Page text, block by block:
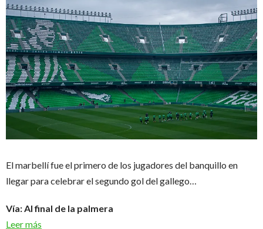
El marbellí fue el primero de los jugadores del banquillo en
llegar para celebrar el segundo gol del gallego…
Vía: Al final de la palmera
Leer más